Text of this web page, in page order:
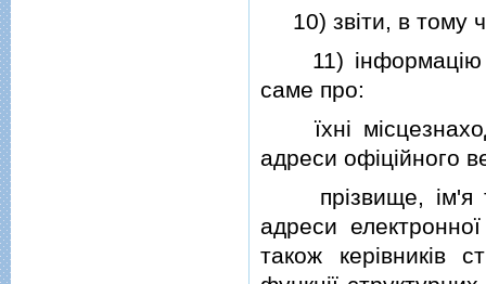
10) звiти, в тому
11) iнформацiю
саме про:
їхнi
адреси офiцiйного
прiзвище, iм'я та
адреси
також керiвникiв